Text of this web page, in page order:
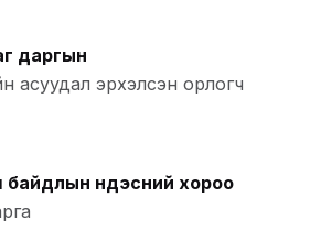
даргын
асуудал эрхэлсэн орлогч
үндэсний хороо